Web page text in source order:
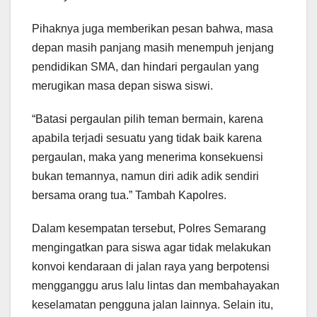
Pihaknya juga memberikan pesan bahwa, masa
depan masih panjang masih menempuh jenjang
pendidikan SMA, dan hindari pergaulan yang
merugikan masa depan siswa siswi.
“Batasi pergaulan pilih teman bermain, karena
apabila terjadi sesuatu yang tidak baik karena
pergaulan, maka yang menerima konsekuensi
bukan temannya, namun diri adik adik sendiri
bersama orang tua.” Tambah Kapolres.
Dalam kesempatan tersebut, Polres Semarang
mengingatkan para siswa agar tidak melakukan
konvoi kendaraan di jalan raya yang berpotensi
mengganggu arus lalu lintas dan membahayakan
keselamatan pengguna jalan lainnya. Selain itu,